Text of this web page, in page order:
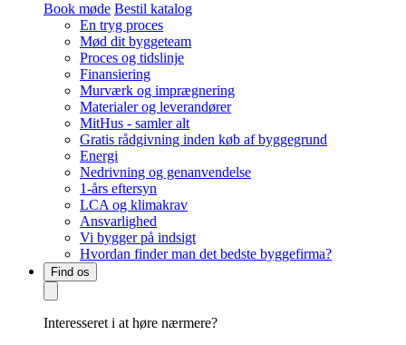
Book møde Bestil katalog
En tryg proces
Mød dit byggeteam
Proces og tidslinje
Finansiering
Murværk og imprægnering
Materialer og leverandører
MitHus - samler alt
Gratis rådgivning inden køb af byggegrund
Energi
Nedrivning og genanvendelse
1-års eftersyn
LCA og klimakrav
Ansvarlighed
Vi bygger på indsigt
Hvordan finder man det bedste byggefirma?
Find os
Interesseret i at høre nærmere?